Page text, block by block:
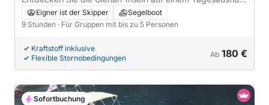
mit dem Segelboot
Eigner ist der Skipper
Segelboot
9 Stunden · Für Gruppen mit bis zu 5 Personen
Kraftstoff inklusive
Flexible Stornobedingungen
Ab 180 €
Sofortbuchung